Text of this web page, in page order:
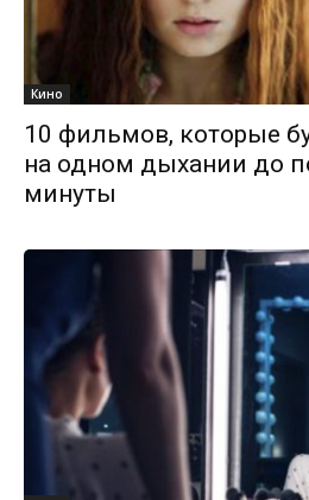
Кино
10 фильмов, которые
на одном дыхании до
минуты